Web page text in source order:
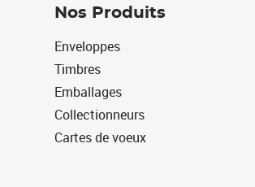
Nos Produits
Enveloppes
Timbres
Emballages
Collectionneurs
Cartes de voeux